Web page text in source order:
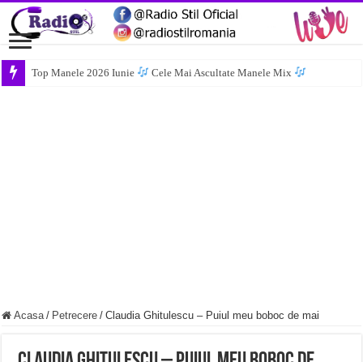
Top Manele 2026 Iunie Cele Mai Ascultate Manele Mix
Acasa / Petrecere / Claudia Ghitulescu – Puiul meu boboc de mai